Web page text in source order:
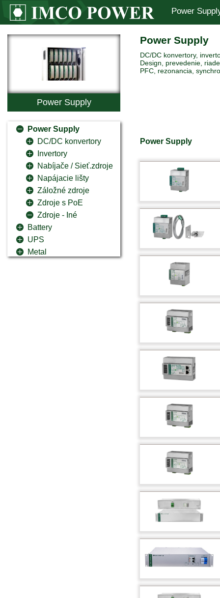
Power
Power Supply
Power Supply
DC/DC konvertory
Invertory
Nabíjače / Sieť.zdroje
Napájacie lišty
Záložné zdroje
Zdroje s PoE
Zdroje - Iné
Battery
UPS
Metal
Power Supply
DC/DC konvertory,
Design, prevedenie,
PFC, rezonancia,
Power Supply